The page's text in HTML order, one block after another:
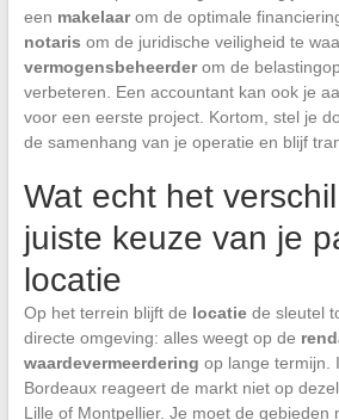
een makelaarom de optimale
notaris om de juridische veiligheid te
vermogensbeheerderom de
verbeteren. Een accountant kan ook je
voor een eerste project. Kortom, stel je
de samenhang van je operatie en blijf
Wat echt het
juiste keuze van je
locatie
Op het terrein blijft de locatiede sleutel
directe omgeving: alles weegt op de
waardevermeerdering op lange termijn.
Bordeaux reageert de markt niet op
Lille of Montpellier. Je moet de gebieden